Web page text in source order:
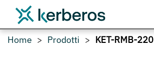
Home Prodotti KET-RMB-220